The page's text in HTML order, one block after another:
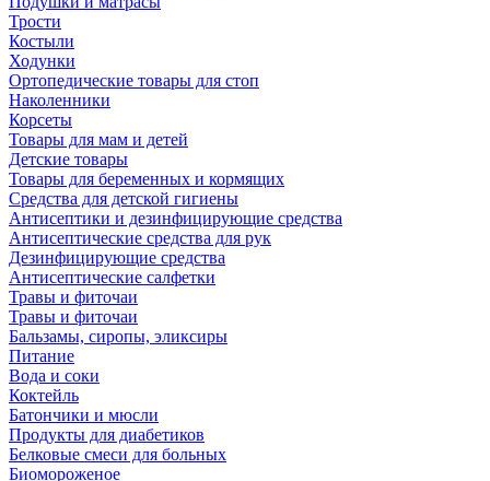
Трости
Костыли
Ходунки
Ортопедические товары для стоп
Наколенники
Корсеты
Товары для мам и детей
Детские товары
Товары для беременных и кормящих
Средства для детской гигиены
Антисептики и дезинфицирующие средства
Антисептические средства для рук
Дезинфицирующие средства
Антисептические салфетки
Травы и фиточаи
Травы и фиточаи
Бальзамы, сиропы, эликсиры
Питание
Вода и соки
Коктейль
Батончики и мюсли
Продукты для диабетиков
Белковые смеси для больных
Биомороженое